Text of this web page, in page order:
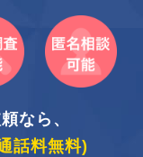
なら、
話料無料)